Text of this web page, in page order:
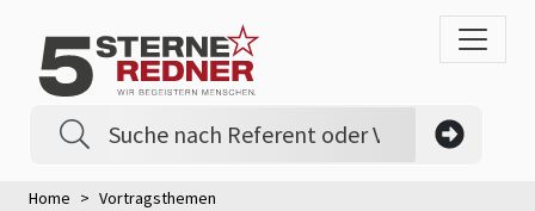
Home Vortragsthemen